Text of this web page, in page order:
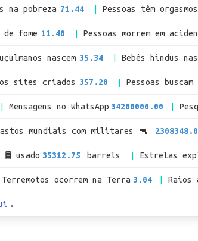
na pobreza 71.44 Pessoas têm orgasmos
de fome 11.40 Pessoas morrem em
nascem 35.34 Bebês hindus
sites criados 357.20 Pessoas
Mensagens no WhatsApp 34200000.00
mundiais com militares 🔫
🛢 usado 35312.75 barrels Estrelas
Terremotos ocorrem na Terra 3.04 Raios
.